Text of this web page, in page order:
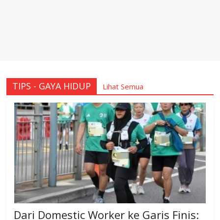
TIPS - GAYA HIDUP Lihat Semua
Dari Domestic Worker ke Garis Finis: